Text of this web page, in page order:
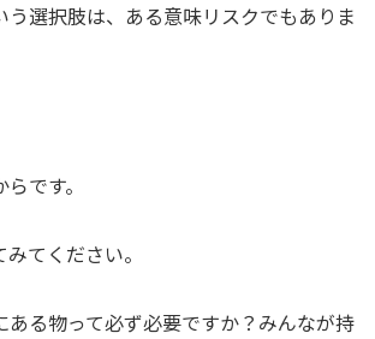
う選択肢は、ある意味リスクでもありま
です。
てください。
ある物って必ず必要ですか？みんなが持